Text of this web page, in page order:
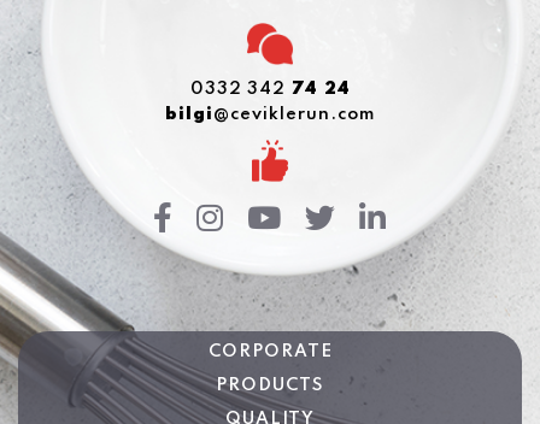
0332 342 74 24
bilgi @ceviklerun.com
CORPORATE
PRODUCTS
QUALITY